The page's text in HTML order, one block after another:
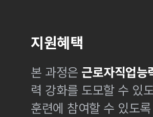
지원혜택
본 과정은 근로자직업능
력 강화를 도모할 수 있
훈련에 참여할 수 있도